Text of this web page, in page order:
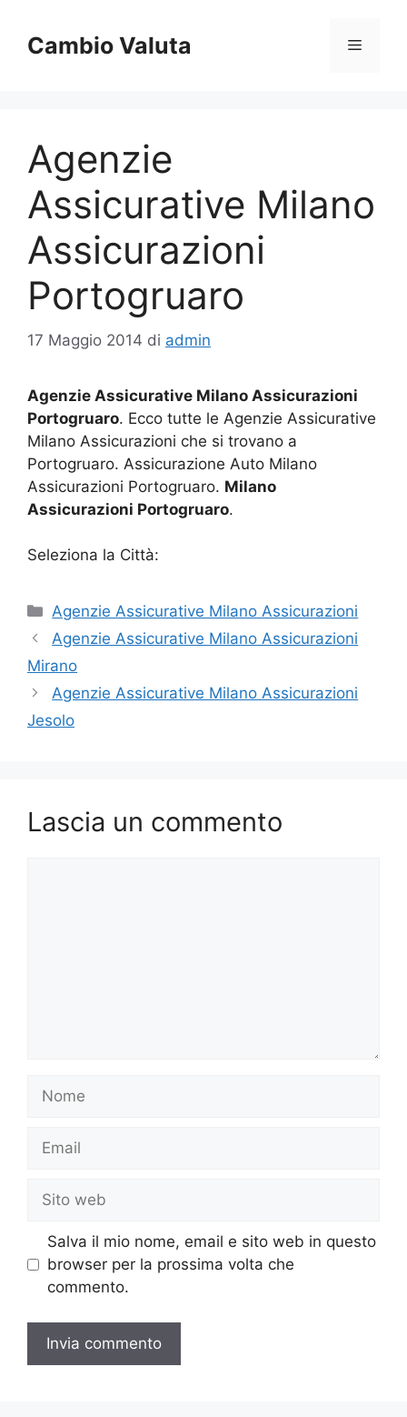
contenuto
Cambio Valuta Menu
Agenzie
Assicurative Milano
Assicurazioni
Portogruaro
17 Maggio 2014 di admin
Agenzie Assicurative Milano Assicurazioni
Portogruaro. Ecco tutte le Agenzie Assicurative
Milano Assicurazioni che si trovano a
Portogruaro. Assicurazione Auto Milano
Assicurazioni Portogruaro. Milano
Assicurazioni Portogruaro.
Seleziona la Città:
Categorie
Agenzie Assicurative Milano Assicurazioni
Agenzie Assicurative Milano Assicurazioni
Mirano
Agenzie Assicurative Milano Assicurazioni
Jesolo
Lascia un commento
Nome
Email
Sito
web
Salva il mio nome, email e sito web in questo
browser per la prossima volta che
commento.